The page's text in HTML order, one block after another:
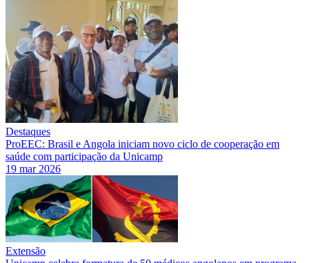
Destaques
ProEEC: Brasil e Angola iniciam novo ciclo de cooperação em
saúde com participação da Unicamp
19 mar 2026
Extensão